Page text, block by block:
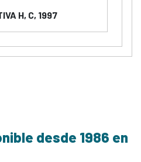
H, C, 1997
desde 1986 en